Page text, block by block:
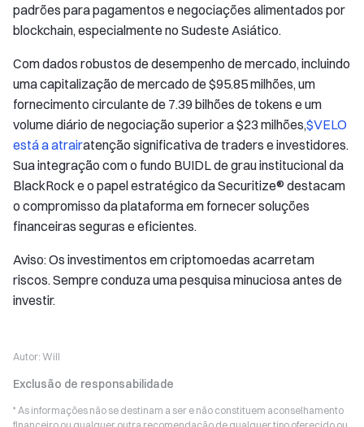
padrões para pagamentos e negociações alimentados por
blockchain, especialmente no Sudeste Asiático.
Com dados robustos de desempenho de mercado, incluindo
uma capitalização de mercado de $95.85 milhões, um
fornecimento circulante de 7.39 bilhões de tokens e um
volume diário de negociação superior a $23 milhões,$VELO
está a atrairatenção significativa de traders e investidores.
Sua integração com o fundo BUIDL de grau institucional da
BlackRock e o papel estratégico da Securitize® destacam
o compromisso da plataforma em fornecer soluções
financeiras seguras e eficientes.
Aviso: Os investimentos em criptomoedas acarretam
riscos. Sempre conduza uma pesquisa minuciosa antes de
investir.
Autor: Will
Exclusão de responsabilidade
* As informações não se destinam a ser e não constituem aconselhamento